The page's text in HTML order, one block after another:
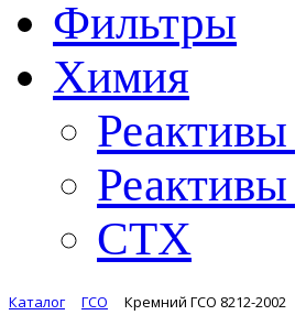
Фильтры
Химия
СТХ
Каталог ГСО Кремний ГСО 8212-2002